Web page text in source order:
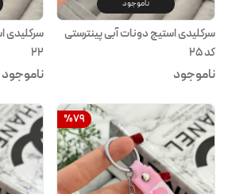
ناموجود
سرکلیدی استیج دونات آبی پینترستی
کد ۲۵
ناموجود
سرکلیدی
۲۲
ناموجود
%79